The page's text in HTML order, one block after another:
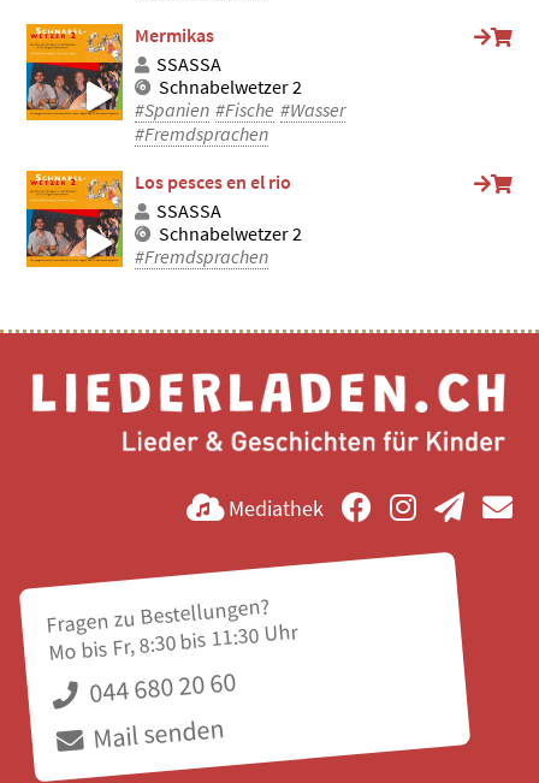
Mermikas
SSASSA
Schnabelwetzer 2
#Spanien #Fische #Wasser
#Fremdsprachen
Los pesces en el rio
SSASSA
Schnabelwetzer 2
#Fremdsprachen
Mediathek
Fragen zu Bestellungen?
Mo bis Fr, 8:30 bis 11:30 Uhr
044 680 20 60
Mail senden